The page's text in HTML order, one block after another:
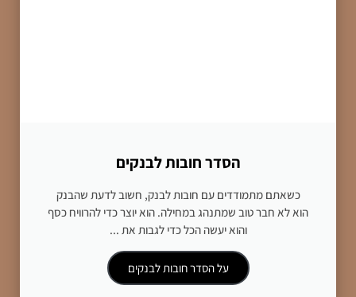
הסדר חובות לבנקים
כשאתם מתמודדים עם חובות לבנק, חשוב לדעת שהבנק
הוא לא חבר טוב שמתנהג במחילה. הוא יוצר כדי להרוויח כסף
והוא יעשה הכל כדי לגבות את ...
על הסדר חובות לבנקים